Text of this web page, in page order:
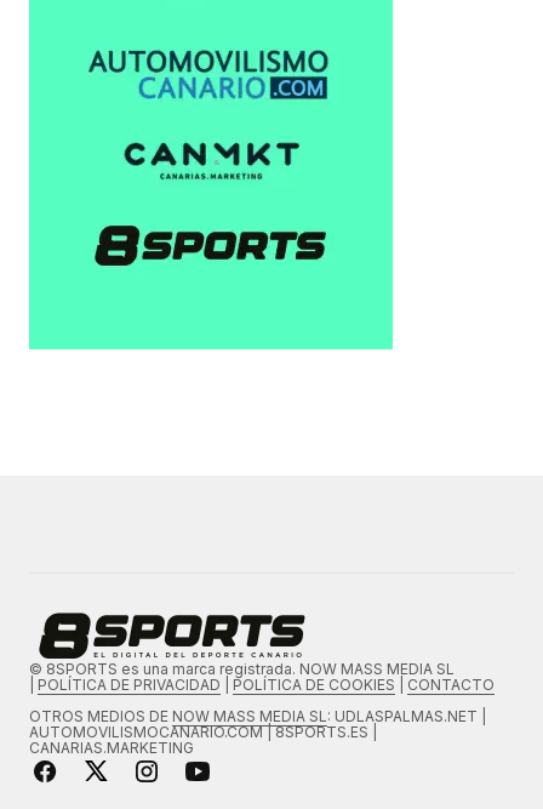
© 8SPORTS es una marca registrada. NOW MASS MEDIA SL
POLÍTICA DE PRIVACIDAD POLÍTICA DE COOKIES
CONTACTO
OTROS MEDIOS DE NOW MASS MEDIA SL : UDLASPALMAS.NET |
AUTOMOVILISMOCANARIO.COM | 8SPORTS.ES |
CANARIAS.MARKETING